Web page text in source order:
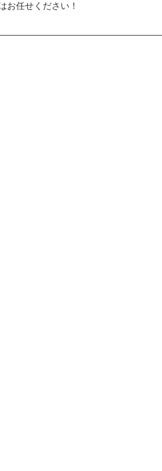
お任せください！